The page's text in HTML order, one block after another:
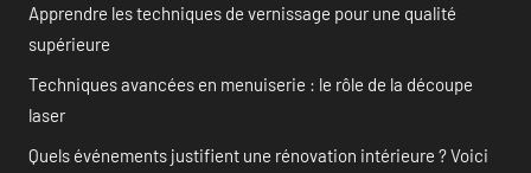
Apprendre les techniques de vernissage pour une qualité
supérieure
Techniques avancées en menuiserie : le rôle de la découpe
laser
Quels événements justifient une rénovation intérieure ? Voici